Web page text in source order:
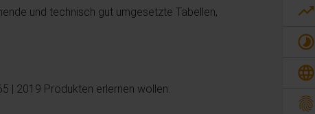
trending_up
timelapse
language
fingerprint
und technisch gut umgesetzte Tabellen,
| 2019 Produkten erlernen wollen.